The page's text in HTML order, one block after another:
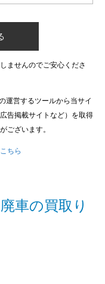
ませんのでご安心くださ
運営するツールから当サイ
告掲載サイトなど）を取得
ございます。
ちら
車の買取り